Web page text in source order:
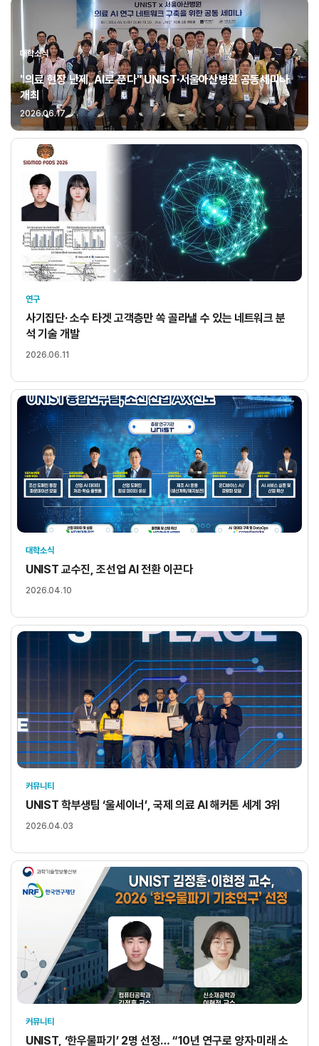
대학소식
"의료 현장 난제, AI로 푼다" UNIST·서울아산병원 공동세미나
개최
2026.06.17
연구
사기집단· 소수 타겟 고객층만 쏙 골라낼 수 있는 네트워크 분
석 기술 개발
2026.06.11
대학소식
UNIST 교수진, 조선업 AI 전환 이끈다
2026.04.10
커뮤니티
UNIST 학부생팀 ‘울세이너’, 국제 의료 AI 해커톤 세계 3위
2026.04.03
커뮤니티
UNIST, ‘한우물파기’ 2명 선정… “10년 연구로 양자·미래 소